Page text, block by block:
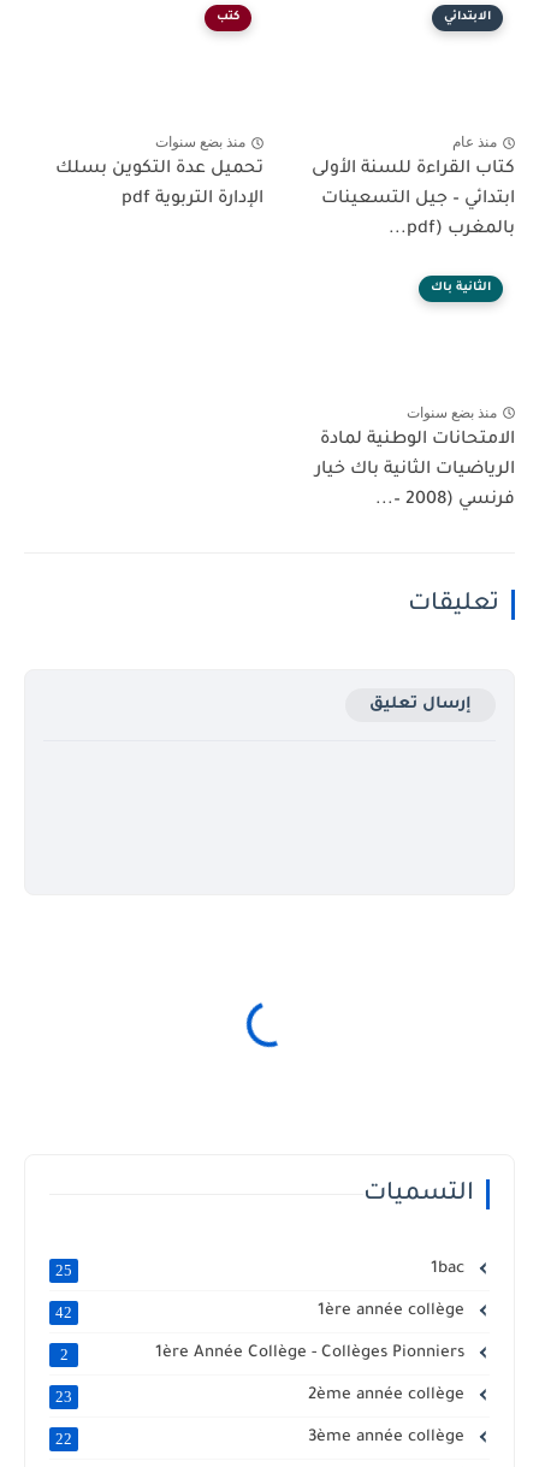
الابتدائي
منذ عام
كتاب القراءة للسنة الأولى
ابتدائي – جيل التسعينات
بالمغرب (pdf...
كتب
منذ بضع سنوات
تحميل عدة التكوين بسلك
الإدارة التربوية pdf
الثانية باك
منذ بضع سنوات
الامتحانات الوطنية لمادة
الرياضيات الثانية باك خيار
فرنسي (2008 –...
تعليقات
إرسال تعليق
التسميات
1bac
25
42
1ère Année Collège - Collèges Pionniers
2
23
22